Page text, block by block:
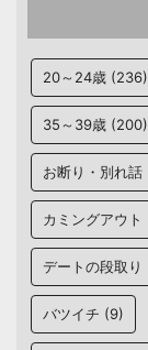
20～24歳 (236)
35～39歳 (200)
お断り・別れ話
カミングアウト
デートの段取り
バツイチ (9)